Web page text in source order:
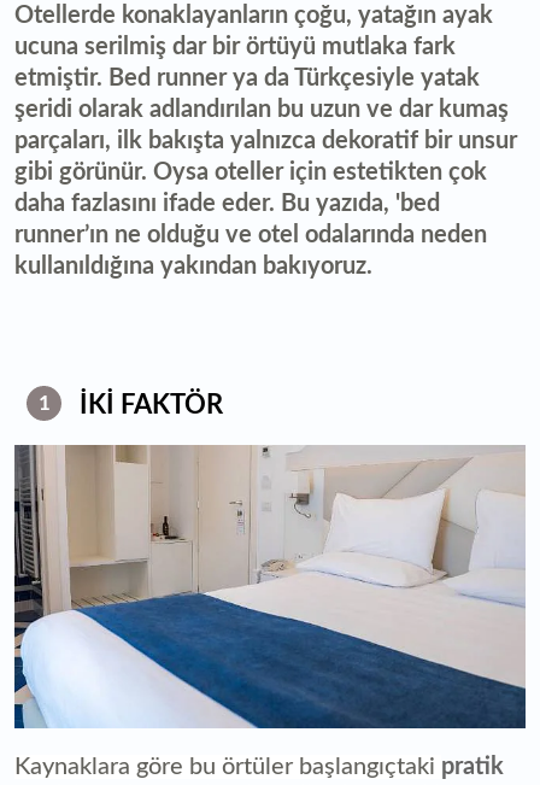
Otellerde konaklayanların çoğu, yatağın ayak
ucuna serilmiş dar bir örtüyü mutlaka fark
etmiştir. Bed runner ya da Türkçesiyle yatak
şeridi olarak adlandırılan bu uzun ve dar kumaş
parçaları, ilk bakışta yalnızca dekoratif bir unsur
gibi görünür. Oysa oteller için estetikten çok
daha fazlasını ifade eder. Bu yazıda, 'bed
runner’ın ne olduğu ve otel odalarında neden
kullanıldığına yakından bakıyoruz.
1 İKİ FAKTÖR
Kaynaklara göre bu örtüler başlangıçtaki pratik